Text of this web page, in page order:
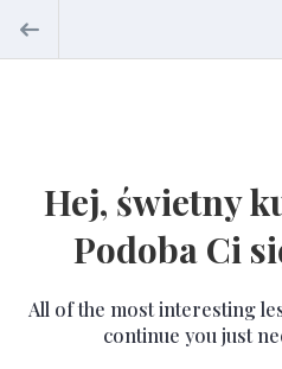
Hej, świetny
Podoba Ci
All of the most interesting
continue you just